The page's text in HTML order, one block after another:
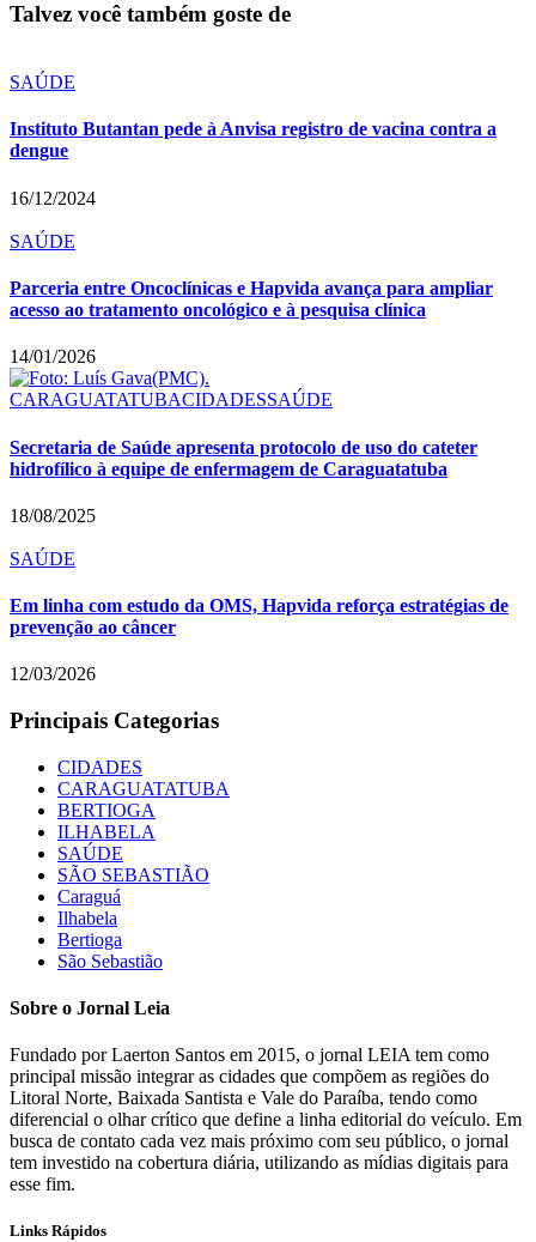
Talvez você também goste de
SAÚDE
Instituto Butantan pede à Anvisa registro de vacina contra a
dengue
16/12/2024
SAÚDE
Parceria entre Oncoclínicas e Hapvida avança para ampliar
acesso ao tratamento oncológico e à pesquisa clínica
14/01/2026
CARAGUATATUBACIDADESSAÚDE
Secretaria de Saúde apresenta protocolo de uso do cateter
hidrofílico à equipe de enfermagem de Caraguatatuba
18/08/2025
SAÚDE
Em linha com estudo da OMS, Hapvida reforça estratégias de
prevenção ao câncer
12/03/2026
Principais Categorias
CIDADES
CARAGUATATUBA
BERTIOGA
ILHABELA
SAÚDE
SÃO SEBASTIÃO
Caraguá
Ilhabela
Bertioga
São Sebastião
Sobre o Jornal Leia
Fundado por Laerton Santos em 2015, o jornal LEIA tem como
principal missão integrar as cidades que compõem as regiões do
Litoral Norte, Baixada Santista e Vale do Paraíba, tendo como
diferencial o olhar crítico que define a linha editorial do veículo. Em
busca de contato cada vez mais próximo com seu público, o jornal
tem investido na cobertura diária, utilizando as mídias digitais para
esse fim.
Links Rápidos